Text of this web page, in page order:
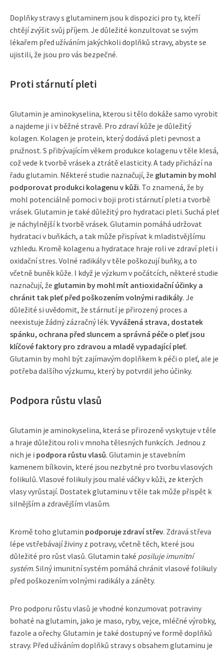
Doplňky stravy s glutaminem jsou k dispozici pro ty, kteří
chtějí zvýšit svůj příjem. Je důležité konzultovat se svým
lékařem před užíváním jakýchkoli doplňků stravy, abyste se
ujistili, že jsou pro vás bezpečné.
Proti stárnutí pleti
Glutamin je aminokyselina, kterou si tělo dokáže samo vyrobit
a najdeme ji i v běžné stravě. Pro zdraví kůže je důležitý
kolagen. Kolagen je protein, který dodává pleti pevnost a
pružnost. S přibývajícím věkem produkce kolagenu v těle klesá,
což vede k tvorbě vrásek a ztrátě elasticity. A tady přichází na
řadu glutamin. Některé studie naznačují, že glutamin by mohl
podporovat produkci kolagenu v kůži. To znamená, že by
mohl potenciálně pomoci v boji proti stárnutí pleti a tvorbě
vrásek. Glutamin je také důležitý pro hydrataci pleti. Suchá pleť
je náchylnější k tvorbě vrásek. Glutamin pomáhá udržovat
hydrataci v buňkách, a tak může přispívat k mladistvějšímu
vzhledu. Kromě kolagenu a hydratace hraje roli ve zdraví pleti i
oxidační stres. Volné radikály v těle poškozují buňky, a to
včetně buněk kůže. I když je výzkum v počátcích, některé studie
naznačují, že glutamin by mohl mít antioxidační účinky a
chránit tak pleť před poškozením volnými radikály. Je
důležité si uvědomit, že stárnutí je přirozený proces a
neexistuje žádný zázračný lék. Vyvážená strava, dostatek
spánku, ochrana před sluncem a správná péče o pleť jsou
klíčové faktory pro zdravou a mladě vypadající pleť.
Glutamin by mohl být zajímavým doplňkem k péči o pleť, ale je
potřeba dalšího výzkumu, který by potvrdil jeho účinky.
Podpora růstu vlasů
Glutamin je aminokyselina, která se přirozeně vyskytuje v těle
a hraje důležitou roli v mnoha tělesných funkcích. Jednou z
nich je i podpora růstu vlasů. Glutamin je stavebním
kamenem bílkovin, které jsou nezbytné pro tvorbu vlasových
folikulů. Vlasové folikuly jsou malé váčky v kůži, ze kterých
vlasy vyrůstají. Dostatek glutaminu v těle tak může přispět k
silnějším a zdravějším vlasům.
Kromě toho glutamin podporuje zdraví střev. Zdravá střeva
lépe vstřebávají živiny z potravy, včetně těch, které jsou
důležité pro růst vlasů. Glutamin také posiluje imunitní
systém. Silný imunitní systém pomáhá chránit vlasové folikuly
před poškozením volnými radikály a záněty.
Pro podporu růstu vlasů je vhodné konzumovat potraviny
bohaté na glutamin, jako je maso, ryby, vejce, mléčné výrobky,
fazole a ořechy. Glutamin je také dostupný ve formě doplňků
stravy. Před užíváním doplňků stravy s obsahem glutaminu je